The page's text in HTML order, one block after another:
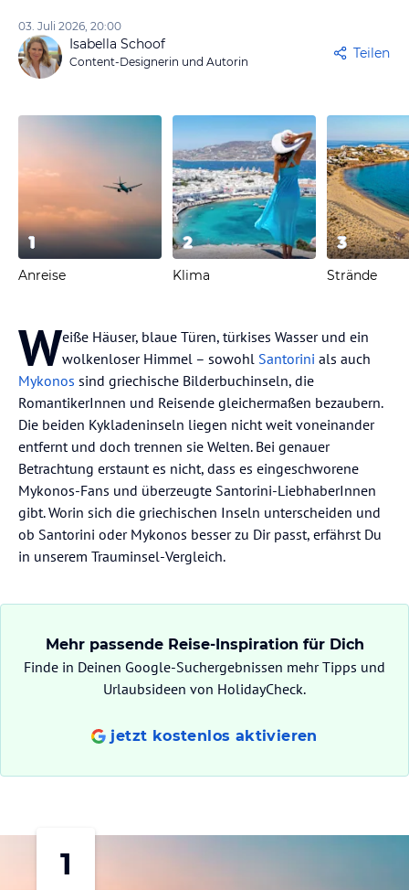
03. Juli 2026, 20:00
Isabella Schoof
Content-Designerin und Autorin
Teilen
1
Anreise
2
Klima
3
Strände
Weiße Häuser, blaue Türen, türkises Wasser und ein
wolkenloser Himmel – sowohl Santorini als auch
Mykonos sind griechische Bilderbuchinseln, die
RomantikerInnen und Reisende gleichermaßen bezaubern.
Die beiden Kykladeninseln liegen nicht weit voneinander
entfernt und doch trennen sie Welten. Bei genauer
Betrachtung erstaunt es nicht, dass es eingeschworene
Mykonos-Fans und überzeugte Santorini-LiebhaberInnen
gibt. Worin sich die griechischen Inseln unterscheiden und
ob Santorini oder Mykonos besser zu Dir passt, erfährst Du
in unserem Trauminsel-Vergleich.
Mehr passende Reise-Inspiration für Dich
Finde in Deinen Google-Suchergebnissen mehr Tipps und
Urlaubsideen von HolidayCheck.
jetzt kostenlos aktivieren
1